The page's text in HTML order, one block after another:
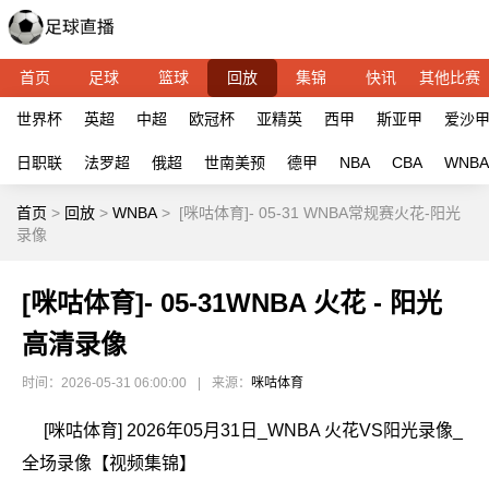
首页 足球 篮球 回放 集锦 快讯 其他比赛
世界杯 英超 中超 欧冠杯 亚精英 西甲 斯亚甲 爱沙甲
日职联 法罗超 俄超 世南美预 德甲 NBA CBA WNBA
首页 > 回放 > WNBA > [咪咕体育]- 05-31 WNBA常规赛火花-阳光
录像
[咪咕体育]- 05-31WNBA 火花 - 阳光
高清录像
时间：2026-05-31 06:00:00 来源： 咪咕体育
[咪咕体育] 2026年05月31日_WNBA 火花VS阳光录像_
全场录像【视频集锦】